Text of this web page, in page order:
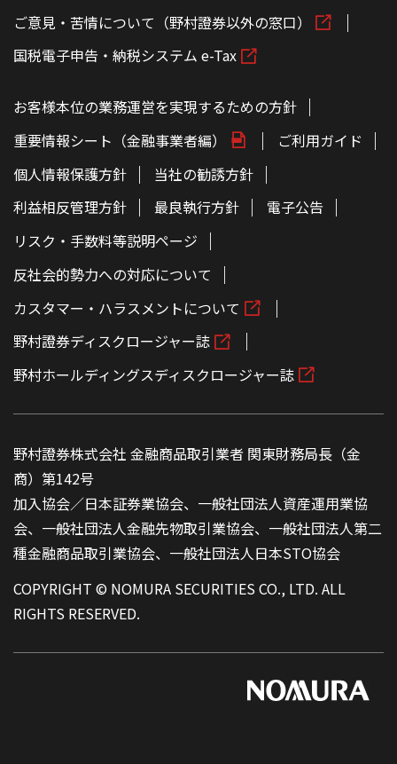
ご意見・苦情について（野村證券以外の窓口）
国税電子申告・納税システム e-Tax
お客様本位の業務運営を実現するための方針
重要情報シート（金融事業者編）
ご利用ガイド
個人情報保護方針
当社の勧誘方針
利益相反管理方針
最良執行方針
電子公告
リスク・手数料等説明ページ
反社会的勢力への対応について
カスタマー・ハラスメントについて
野村證券ディスクロージャー誌
野村ホールディングスディスクロージャー誌
野村證券株式会社 金融商品取引業者 関東財務局長（金
商）第142号
加入協会／日本証券業協会、一般社団法人資産運用業協
会、一般社団法人金融先物取引業協会、一般社団法人第二
種金融商品取引業協会、一般社団法人日本STO協会
COPYRIGHT © NOMURA SECURITIES CO., LTD. ALL
RIGHTS RESERVED.